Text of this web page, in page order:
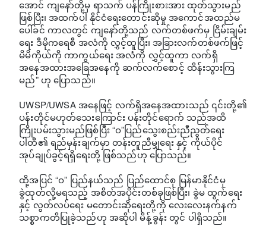
အောင် ကျနော်တို့မှ ရာသက် ပန်ကြိုးစားအား ထုတ်သွားမည်
ဖြစ်ပြီး၊ အထက်ပါ နိုင်ငံရေးတောင်းဆိုမှု အကောင်အထည်မ
ပေါ်ခင် ကာလတွင် ကျနော်တို့သည် လက်တစ်ဖက်မှ ငြိမ်းချမ်း
ရေး ဒီမိုကရေစီ အလံကို လွှင့်ထူပြီး၊ အခြားလက်တစ်ဖက်ဖြင့်
မိမိကိုယ်ကို ကာကွယ်ရေး အလံကို လွှင့်ထူကာ လက်ရှိ
အနေအထားအခြေအနေကို ဆက်လက်စောင့် ထိန်းသွားကြ
မည်” ဟု ပြောသည်။
UWSP/UWSA အနေဖြင့် လက်ရှိအနေအထားသည် ၎င်းတို့၏
ပန်းတိုင်မဟုတ်သေးကြောင်း ပန်းတိုင်ရောက် သည်အထိ
ကြိုးပမ်းသွားမည်ဖြစ်ပြီး “ဝ”ပြည်သွေးစည်းညီညွတ်ရေး
ပါတီ၏ ရည်မှန်းချက်မှာ တန်းတူညီမျှရေး နှင့် ကိုယ်ပိုင်
အုပ်ချုပ်ခွင့်ရရှိရေးတို့ ဖြစ်သည်ဟု ပြောသည်။
ထို့အပြင် “ဝ” ပြည်နယ်သည် ပြည်ထောင်စု မြန်မာနိုင်ငံမှ
ခွဲထုတ်လို့မရသည့် အစိတ်အပိုင်းတစ်ခုဖြစ်ပြီး၊ ခွဲမ ထွက်ရေး
နှင့် လွတ်လပ်ရေး မတောင်းဆိုရေးတို့ကို လေးလေးနက်နက်
သစ္စာကတိပြုခဲ့သည်ဟု အဆိုပါ မိန့်ခွန်း တွင် ပါရှိသည်။